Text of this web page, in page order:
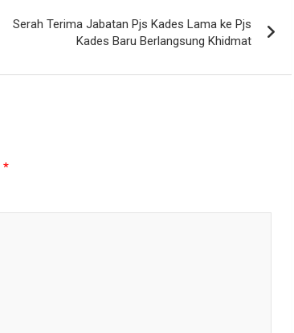
Serah Terima Jabatan Pjs Kades Lama ke Pjs
Kades Baru Berlangsung Khidmat
*